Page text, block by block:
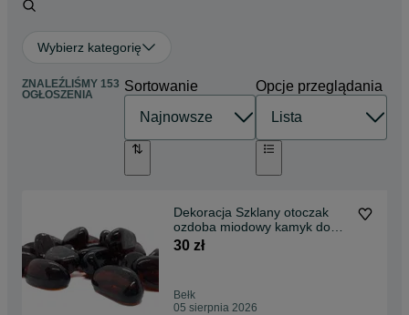
Wybierz kategorię
ZNALEŹLIŚMY 153
OGŁOSZENIA
Sortowanie Opcje przeglądania
Dekoracja Szklany otoczak
ozdoba miodowy kamyk do
lasu w szkle 1kg
30 zł
Bełk
05 sierpnia 2026